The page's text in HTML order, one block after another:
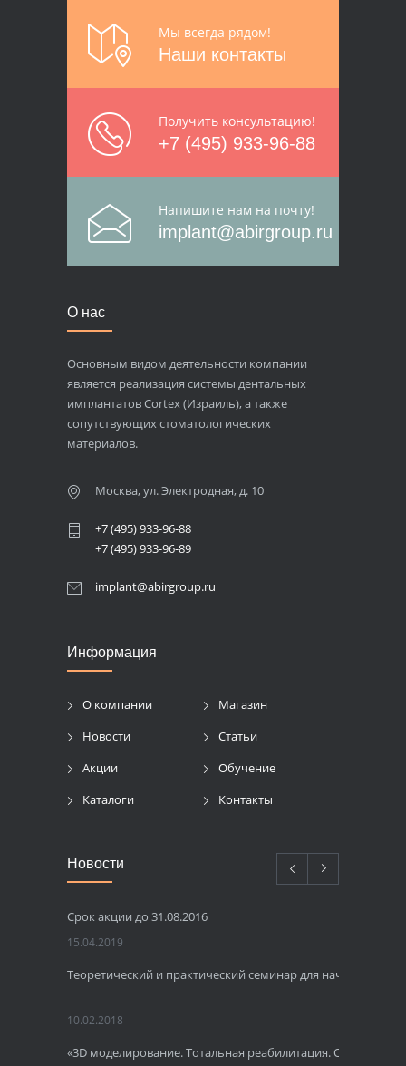
Мы всегда рядом!
Наши контакты
Получить консультацию!
+7 (495) 933-96-88
Напишите нам на почту!
implant@abirgroup.ru
О нас
Основным видом деятельности компании
является реализация системы дентальных
имплантатов Cortex (Израиль), а также
сопутствующих стоматологических
материалов.
Москва, ул. Электродная, д. 10
+7 (495) 933-96-88
+7 (495) 933-96-89
implant@abirgroup.ru
Информация
О компании
Магазин
Новости
Статьи
Акции
Обучение
Каталоги
Контакты
Новости
Срок акции до 31.08.2016
15.04.2019
Теоретический и практический семинар для начинающих
10.02.2018
«3D моделирование. Тотальная реабилитация.